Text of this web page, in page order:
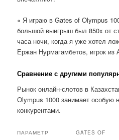
« Я играю в Gates of Olympus
большой выигрыш был 850x от
часа ночи, когда я уже хотел
Ержан Нурмагамбетов, игрок из
Сравнение с другими
Рынок онлайн-слотов в
Olympus 1000 занимает особую
конкурентами.
ПАРАМЕТР
GATES OF